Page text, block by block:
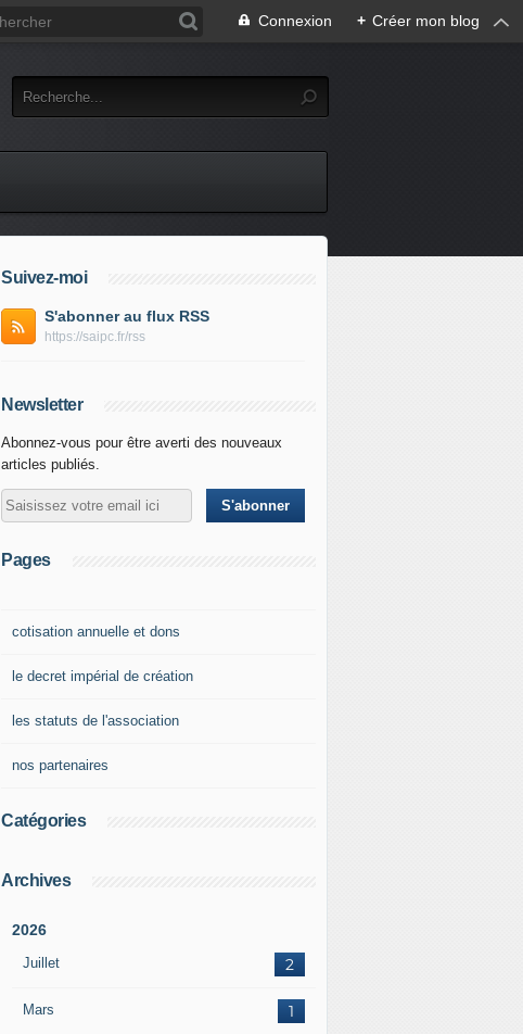
Connexion + Créer mon blog
Suivez-moi
S'abonner au flux RSS
https://saipc.fr/rss
Newsletter
Abonnez-vous pour être averti des nouveaux
articles publiés.
Pages
cotisation annuelle et dons
le decret impérial de création
les statuts de l'association
nos partenaires
Catégories
Archives
2026
Juillet 2
Mars 1